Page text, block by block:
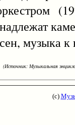
музыка
(Источник: Музыкальная
(с)